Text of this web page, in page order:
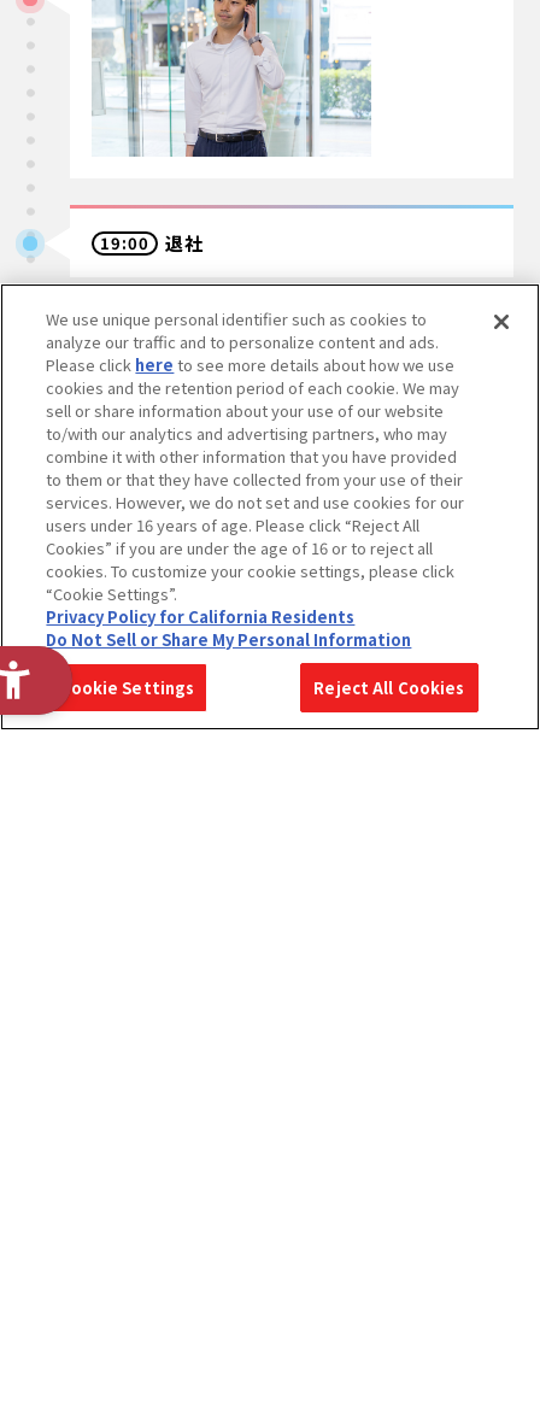
2028年度
ENTRY
MYPAGE
2027年度
MYPAGE
19:00 退社
あなたにとってバンダイとは？
We use unique personal identifier such as cookies to
analyze our traffic and to personalize content and ads.
Please click here to see more details about how we use
cookies and the retention period of each cookie. We may
sell or share information about your use of our website
to/with our analytics and advertising partners, who may
combine it with other information that you have provided
to them or that they have collected from your use of their
services. However, we do not set and use cookies for our
users under 16 years of age. Please click “Reject All
Cookies” if you are under the age of 16 or to reject all
cookies. To customize your cookie settings, please click
“Cookie Settings”.
Privacy Policy for California Residents
Do Not Sell or Share My Personal Information
Cookie Settings Reject All Cookies